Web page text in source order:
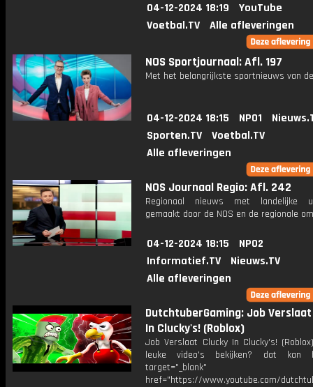
04-12-2024 18:19
YouTube
Voetbal.TV
Alle afleveringen
NOS Sportjournaal: Afl. 197
Met het belangrijkste sportnieuws van
04-12-2024 18:15 NPO1
Sporten.TV
Voetbal.TV
Alle afleveringen
NOS Journaal Regio: Afl. 242
Regionaal nieuws met landelijke
gemaakt door de NOS en de regionale
04-12-2024 18:15
NPO2
Informatief.TV
Nieuws.TV
Alle afleveringen
DutchtuberGaming: Job
In Clucky's! (Roblox)
Job Verslaat Clucky In Clucky's!
leuke video's bekijken? dat kan
target="_blank"
href="https://www.youtube.com/